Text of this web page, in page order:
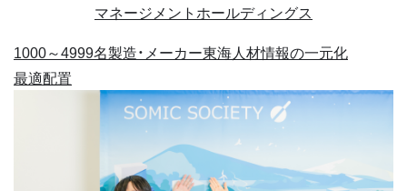
マネージメントホールディングス
1000～4999名製造・メーカー東海人材情報の一元化
最適配置